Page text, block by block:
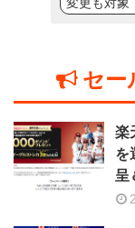
セー
楽
を
呈